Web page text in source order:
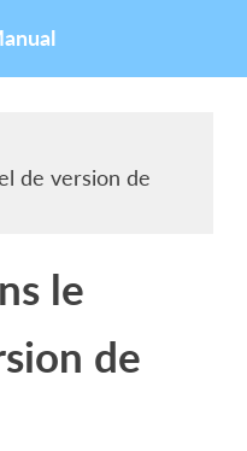
de version de
le
de